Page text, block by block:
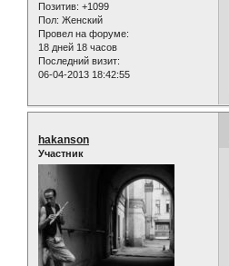
Позитив: +1099
Пол: Женский
Провел на форуме:
18 дней 18 часов
Последний визит:
06-04-2013 18:42:55
hakanson
Участник